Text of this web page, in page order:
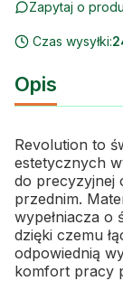
Zapytaj o
Czas wysyłki:
Opis
Revolution to
estetycznych
do precyzyjnej
przednim.
wypełniacza o
dzięki czemu
odpowiednią
komfort pracy